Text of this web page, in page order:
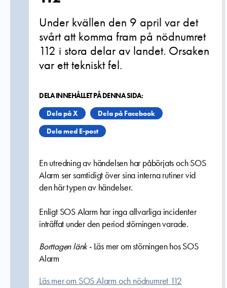
Under kvällen den 9 april var det
svårt att komma fram på nödnumret
112 i stora delar av landet. Orsaken
var ett tekniskt fel.
DELA INNEHÅLLET PÅ DENNA SIDA:
Dela på X
Dela på Facebook
Dela med E-post
En utredning av händelsen har påbörjats och SOS
Alarm ser samtidigt över sina interna rutiner vid
den här typen av händelser.
Enligt SOS Alarm har inga allvarliga incidenter
inträffat under den period störningen varade.
Borttagen länk - Läs mer om störningen hos SOS
Alarm
Läs mer om SOS Alarm och nödnumret 112